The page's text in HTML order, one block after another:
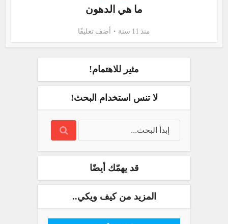
ما هي الدهون
منذ 11 سنة أضف تعليقًا
مثير للاهتمام!
لا تنس استخدام البحث!
قد يهمّك أيضًا
المزيد من كيف ويكي..